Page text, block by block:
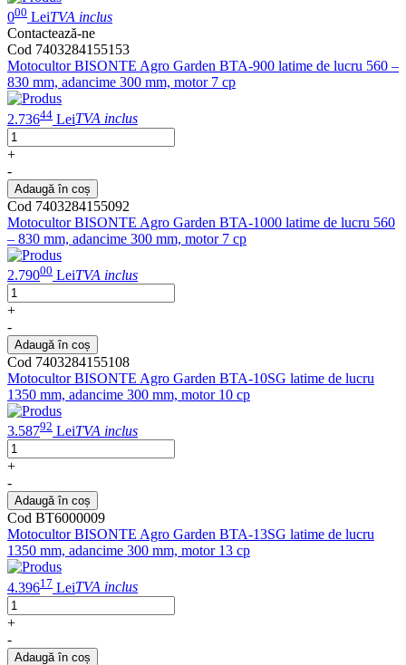
000 LeiTVA inclus
Contactează-ne
Cod 7403284155153
Motocultor BISONTE Agro Garden BTA-900 latime de lucru 560 –
830 mm, adancime 300 mm, motor 7 cp
2.73644 LeiTVA inclus
+
-
Adaugă în coș
Cod 7403284155092
Motocultor BISONTE Agro Garden BTA-1000 latime de lucru 560
– 830 mm, adancime 300 mm, motor 7 cp
2.79000 LeiTVA inclus
+
-
Adaugă în coș
Cod 7403284155108
Motocultor BISONTE Agro Garden BTA-10SG latime de lucru
1350 mm, adancime 300 mm, motor 10 cp
3.58792 LeiTVA inclus
+
-
Adaugă în coș
Cod BT6000009
Motocultor BISONTE Agro Garden BTA-13SG latime de lucru
1350 mm, adancime 300 mm, motor 13 cp
4.39617 LeiTVA inclus
+
-
Adaugă în coș